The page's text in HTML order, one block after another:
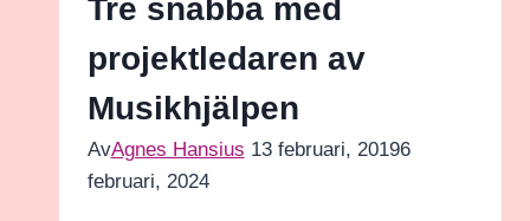
omtänksamma
och
Tre snabba med
projektledaren av
Musikhjälpen
AvAgnes Hansius 13 februari, 20196
februari, 2024